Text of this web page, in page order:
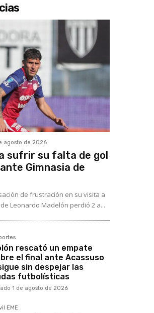
agosto de 2026
sufrir su falta de gol
Gimnasia de
de frustración en su visita a
Leonardo Madelón perdió 2 a...
rescató un empate
el final ante Acassuso
sin despejar las
futbolísticas
1 de agosto de 2026
EME